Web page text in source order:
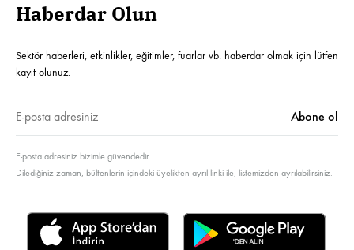
Haberdar Olun
Sektör haberleri, etkinlikler, eğitimler, fuarlar vb. haberdar olmak için lütfen
kayıt olunuz.
E-posta adresiniz bizimle güvendedir.
Dilediğiniz zaman, bültenlerin içindeki üyelikten ayrıl linki ile, listemizden ayrılabilirsiniz.